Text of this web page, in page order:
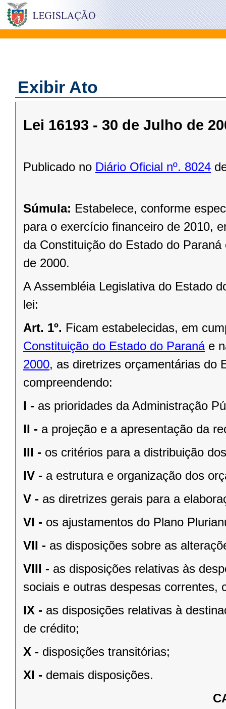
Exibir Ato
Lei 16193 - 30 de Julho de
Publicado no Diário Oficial nº. 8024
Súmula: Estabelece, conforme
para o exercício financeiro de 2010,
da Constituição do Estado do
de 2000.
A Assembléia Legislativa do Estado
lei:
Art. 1º. Ficam estabelecidas, em
Constituição do Estado do Paranáe
2000, as diretrizes orçamentárias do
compreendendo:
I - as prioridades da Administração
II - a projeção e a apresentação da
III - os critérios para a distribuição
IV - a estrutura e organização dos
V - as diretrizes gerais para a
VI - os ajustamentos do Plano
VII - as disposições sobre as
VIII - as disposições relativas às
sociais e outras despesas correntes,
IX - as disposições relativas à
de crédito;
X - disposições transitórias;
XI - demais disposições.